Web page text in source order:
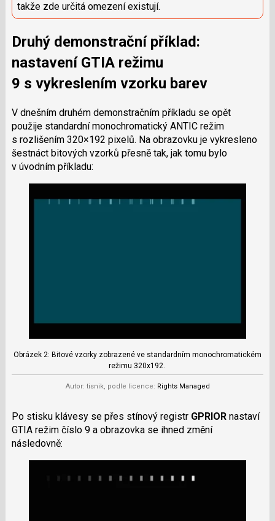
takže zde určitá omezení existují.
Druhý demonstrační příklad:
nastavení GTIA režimu
9 s vykreslením vzorku barev
V dnešním druhém demonstračním příkladu se opět
použije standardní monochromatický ANTIC režim
s rozlišením 320×192 pixelů. Na obrazovku je vykresleno
šestnáct bitových vzorků přesně tak, jak tomu bylo
v úvodním příkladu:
Obrázek 2: Bitové vzorky zobrazené ve standardním monochromatickém
režimu 320x192.
Autor: tisnik, podle licence: Rights Managed
Po stisku klávesy se přes stínový registr GPRIORnastaví
GTIA režim číslo 9 a obrazovka se ihned změní
následovně: